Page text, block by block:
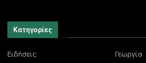
Κατηγορίες
Ειδήσεις
Γεωργία